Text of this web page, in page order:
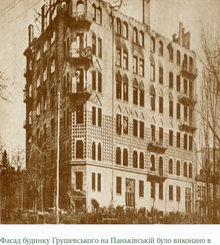
Фасад будинку Грушевського на Паньківській було виконано в